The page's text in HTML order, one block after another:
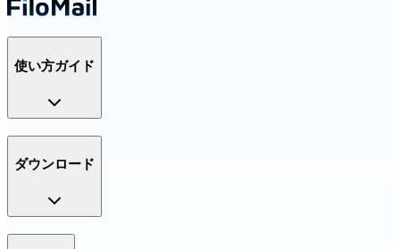
使い方ガイド
ダウンロード